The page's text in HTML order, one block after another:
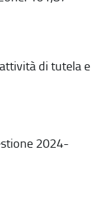
di tutela e
2024-